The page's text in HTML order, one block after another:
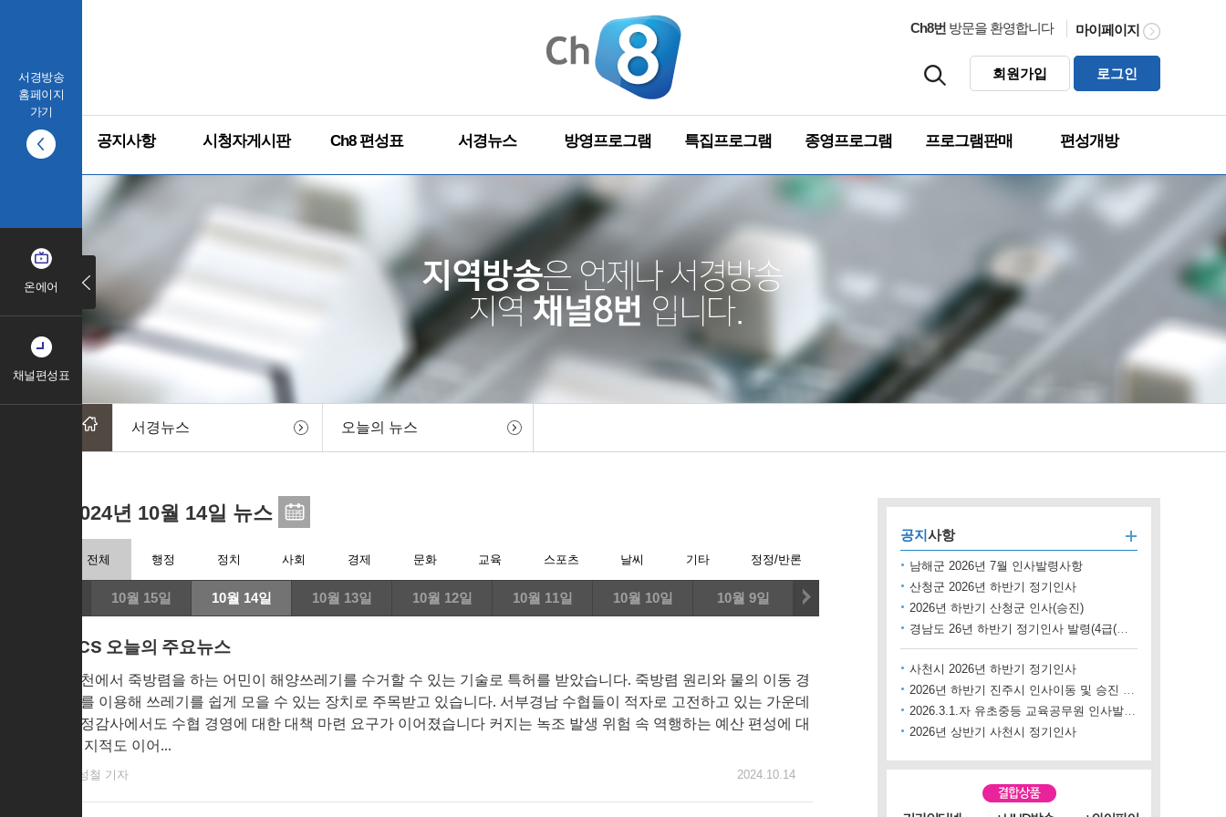
서경방송
홈페이지
가기
온에어
채널편성표
Ch8번 방문을 환영합니다 마이페이지
회원가입 로그인
공지사항 시청자게시판 Ch8 편성표 서경뉴스 방영프로그램 특집프로그램 종영프로그램 프로그램판매 편성개방
서경뉴스 오늘의 뉴스
2024년 10월 14일 뉴스
전체 행정 정치 사회 경제 문화 교육 스포츠 날씨 기타 정정/반론
10월 15일 10월 14일 10월 13일 10월 12일 10월 11일 10월 10일 10월 9일
SCS 오늘의 주요뉴스
사천에서 죽방렴을 하는 어민이 해양쓰레기를 수거할 수 있는 기술로 특허를 받았습니다. 죽방렴 원리와 물의 이동 경
로를 이용해 쓰레기를 쉽게 모을 수 있는 장치로 주목받고 있습니다. 서부경남 수협들이 적자로 고전하고 있는 가운데
국정감사에서도 수협 경영에 대한 대책 마련 요구가 이어졌습니다 커지는 녹조 발생 위험 속 역행하는 예산 편성에 대
한 지적도 이어...
박성철 기자 2024.10.14
공지사항
남해군 2026년 7월 인사발령사항
산청군 2026년 하반기 정기인사
2026년 하반기 산청군 인사(승진)
경남도 26년 하반기 정기인사 발령(4급(직무대리 포함))
사천시 2026년 하반기 정기인사
2026년 하반기 진주시 인사이동 및 승진 내정
2026.3.1.자 유초중등 교육공무원 인사발령 사항
2026년 상반기 사천시 정기인사